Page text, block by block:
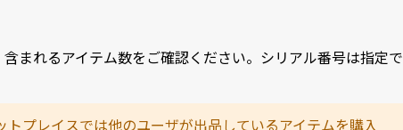
まれるアイテム数をご確認ください。シリアル番号は指定で
プレイスでは他のユーザが出品しているアイテムを購入